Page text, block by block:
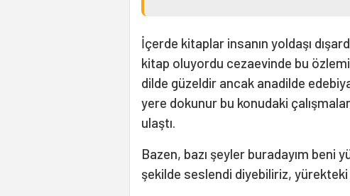
İçerde kitaplar insanın yoldaşı
kitap oluyordu cezaevinde bu
dilde güzeldir ancak anadilde
yere dokunur bu konudaki
ulaştı.
Bazen, bazı şeyler buradayım beni
şekilde seslendi diyebiliriz, yürekteki